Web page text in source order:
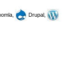
Drupal,